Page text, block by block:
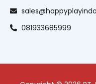
081933685999